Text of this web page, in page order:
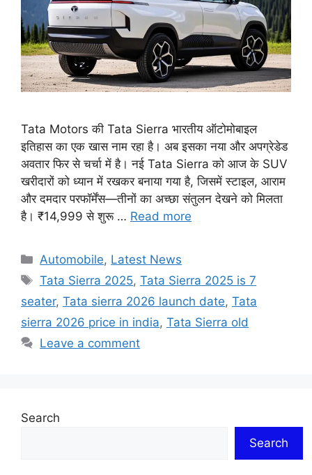
Tata Motors की Tata Sierra भारतीय ऑटोमोबाइल
इतिहास का एक खास नाम रहा है। अब इसका नया और अपग्रेडेड
अवतार फिर से चर्चा में है। नई Tata Sierra को आज के SUV
खरीदारों को ध्यान में रखकर बनाया गया है, जिसमें स्टाइल, आराम
और दमदार परफॉर्मेंस—तीनों का अच्छा संतुलन देखने को मिलता
है। ₹14,999 से शुरू … Read more
Categories
Automobile, Latest News
Tags
Tata Sierra 2025,Tata Sierra 2025 is 7
seater, Tata sierra 2026 launch date, Tata
sierra 2026 price in india, Tata Sierra old
Leave a comment
Search
Search